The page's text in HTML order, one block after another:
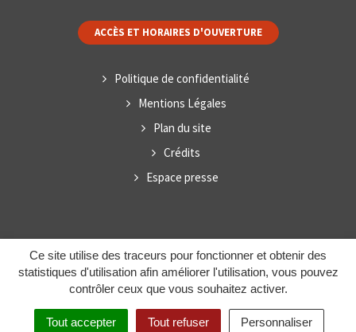
Ce site utilise des traceurs pour fonctionner et obtenir des
statistiques d'utilisation afin améliorer l'utilisation, vous pouvez
contrôler ceux que vous souhaitez activer.
Tout accepter Tout refuser Personnaliser
ACCÈS ET HORAIRES D'OUVERTURE
Politique de confidentialité
Mentions Légales
Plan du site
Crédits
Espace presse